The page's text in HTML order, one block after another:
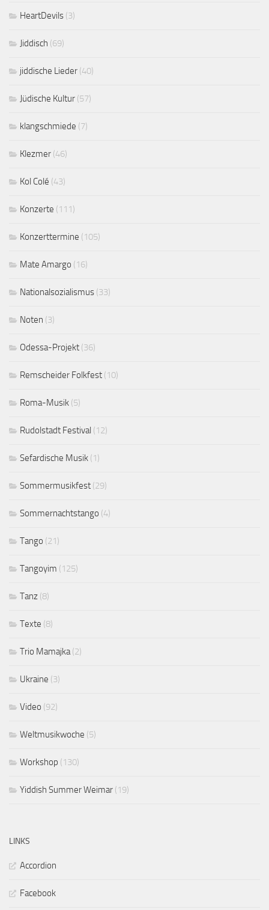
HeartDevils (3)
Jiddisch (69)
jiddische Lieder (40)
Jüdische Kultur (57)
klangschmiede (7)
Klezmer (46)
Kol Colé (43)
Konzerte (111)
Konzerttermine (105)
Mate Amargo (16)
Nationalsozialismus (33)
Noten (3)
Odessa-Projekt (36)
Remscheider Folkfest (10)
Roma-Musik (5)
Rudolstadt Festival (12)
Sefardische Musik (1)
Sommermusikfest (29)
Sommernachtstango (4)
Tango (21)
Tangoyim (125)
Tanz (8)
Texte (8)
Trio Mamajka(2)
Ukraine (3)
Video (92)
Weltmusikwoche (5)
Workshop (130)
Yiddish Summer Weimar (19)
LINKS
Accordion
Facebook